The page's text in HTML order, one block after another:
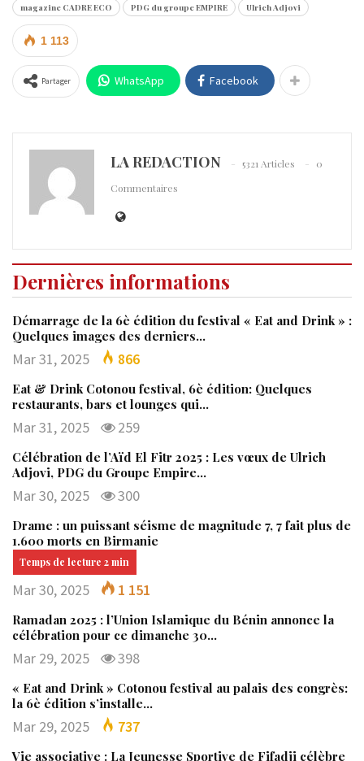
magazine CADRE ECO
PDG du groupe EMPIRE Ulrich Adjovi
1 113
Partager WhatsApp Facebook
LA REDACTION 5321 Articles
0
Commentaires
Dernières informations
Démarrage de la 6è édition du festival « Eat and Drink » :
Quelques images des derniers…
Mar 31, 2025 866
Eat & Drink Cotonou festival, 6è édition: Quelques
restaurants, bars et lounges qui…
Mar 31, 2025 259
Célébration de l’Aïd El Fitr 2025 : Les vœux de Ulrich
Adjovi, PDG du Groupe Empire…
Mar 30, 2025 300
Drame : un puissant séisme de magnitude 7, 7 fait plus de
1.600 morts en Birmanie
Mar 30, 2025 1 151
Ramadan 2025 : l’Union Islamique du Bénin annonce la
célébration pour ce dimanche 30…
Mar 29, 2025 398
« Eat and Drink » Cotonou festival au palais des congrès:
la 6è édition s’installe…
Mar 29, 2025 737
Vie associative : La Jeunesse Sportive de Fifadji célèbre